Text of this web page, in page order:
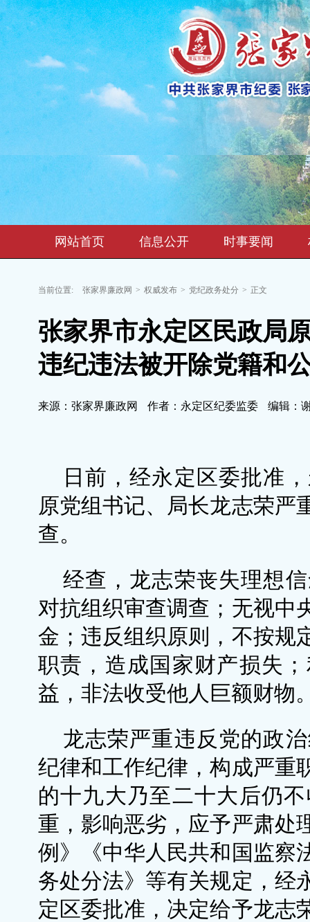
网站首页 信息公开 时事要闻
当前位置: 张家界廉政网 > 权威发布 > 党纪政务处分 > 正文
张家界市永定区民政局
违纪违法被开除党籍和
来源：张家界廉政网 作者：永定区纪委监委 编辑：
日前，经永定区委批准
原党组书记、局长龙志荣严
查。
经查，龙志荣丧失理想
对抗组织审查调查；无视中
金；违反组织原则，不按规
职责，造成国家财产损失
益，非法收受他人巨额财物
龙志荣严重违反党的政
纪律和工作纪律，构成严重
的十九大乃至二十大后仍
重，影响恶劣，应予严肃处
例》《中华人民共和国监察
务处分法》等有关规定，经
定区委批准，决定给予龙志